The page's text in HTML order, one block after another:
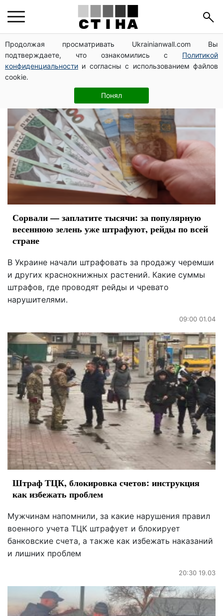
Продолжая просматривать Ukrainianwall.com Вы
подтверждаете, что ознакомились с Политикой
конфиденциальности и согласны с использованием файлов
cookie.
Понял
Штрафи
Сорвали — заплатите тысячи: за популярную
весеннюю зелень уже штрафуют, рейды по всей
стране
В Украине начали штрафовать за продажу черемши
и других краснокнижных растений. Какие суммы
штрафов, где проводят рейды и чревато
нарушителями.
09:00 01.04
Штраф ТЦК, блокировка счетов: инструкция
как избежать проблем
Мужчинам напомнили, за какие нарушения правил
военного учета ТЦК штрафует и блокирует
банковские счета, а также как избежать наказаний
и лишних проблем
20:30 19.03